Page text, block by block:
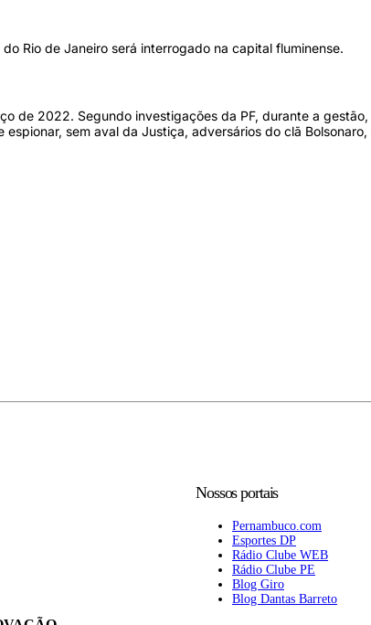
Rio de Janeiro será interrogado na capital fluminense.
de 2022. Segundo investigações da PF, durante a gestão,
sem aval da Justiça, adversários do clã Bolsonaro,
Nossos portais
Pernambuco.com
Esportes DP
Rádio Clube WEB
Rádio Clube PE
Blog Giro
Blog Dantas Barreto